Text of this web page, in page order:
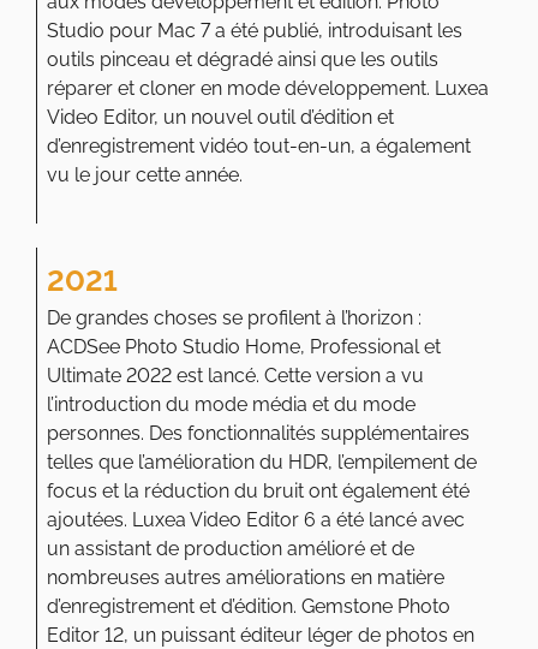
Studio pour Mac 7 a été publié, introduisant les
outils pinceau et dégradé ainsi que les outils
réparer et cloner en mode développement. Luxea
Video Editor, un nouvel outil d’édition et
d’enregistrement vidéo tout-en-un, a également
vu le jour cette année.
2021
De grandes choses se profilent à l’horizon :
ACDSee Photo Studio Home, Professional et
Ultimate 2022 est lancé. Cette version a vu
l’introduction du mode média et du mode
personnes. Des fonctionnalités supplémentaires
telles que l’amélioration du HDR, l’empilement de
focus et la réduction du bruit ont également été
ajoutées. Luxea Video Editor 6 a été lancé avec
un assistant de production amélioré et de
nombreuses autres améliorations en matière
d’enregistrement et d’édition. Gemstone Photo
Editor 12, un puissant éditeur léger de photos en